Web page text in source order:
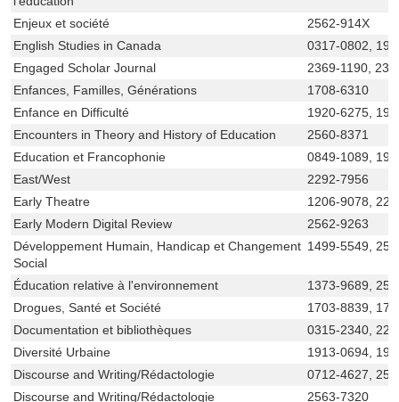
Enjeux et société
2562-914X
English Studies in Canada
0317-0802,
Engaged Scholar Journal
2369-1190,
Enfances, Familles, Générations
1708-6310
Enfance en Difficulté
1920-6275,
Encounters in Theory and History of Education
2560-8371
Education et Francophonie
0849-1089,
East/West
2292-7956
Early Theatre
1206-9078,
Early Modern Digital Review
2562-9263
Développement Humain, Handicap et Changement
Social
1499-5549,
Éducation relative à l'environnement
1373-9689,
Drogues, Santé et Société
1703-8839,
Documentation et bibliothèques
0315-2340,
Diversité Urbaine
1913-0694,
Discourse and Writing/Rédactologie
0712-4627,
Discourse and Writing/Rédactologie
2563-7320